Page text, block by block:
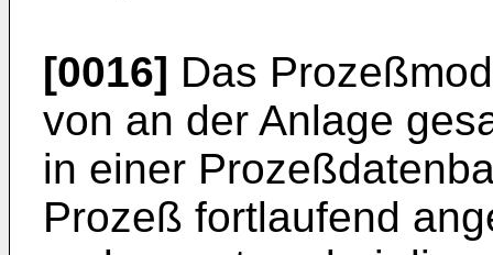
[0016] Das
von an der Anlage
in einer
Prozeß fortlaufend